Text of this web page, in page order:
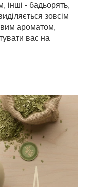
інші - бадьорять,
зовсім
ароматом,
вас на